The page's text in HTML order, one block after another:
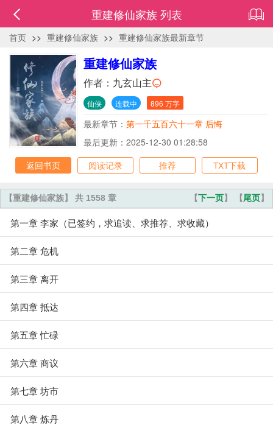
重建修仙家族 列表
首页 >> 重建修仙家族 >> 重建修仙家族最新章节
重建修仙家族
作者： 九玄山主
仙侠 连载中 896 万字
最新章节： 第一千五百六十一章 后悔
最后更新：2025-12-30 01:28:58
返回书页
阅读记录 推荐 TXT下载
【下一页】 【尾页】
【重建修仙家族】 共 1558 章
第一章 李家（已签约，求追读、求推荐、求收藏）
第二章 危机
第三章 离开
第四章 抵达
第五章 忙碌
第六章 商议
第七章 坊市
第八章 炼丹